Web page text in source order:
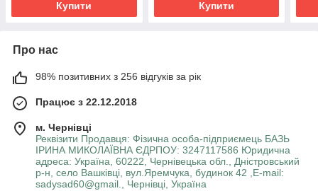
Купити Купити
Про нас
98% позитивних з 256 відгуків за рік
Працює з 22.12.2018
м. Чернівці
Реквізити Продавця: Фізична особа-підприємець БАЗЬ
ІРИНА МИКОЛАЇВНА ЄДРПОУ: 3247117586 Юридична
адреса: Україна, 60222, Чернівецька обл., Дністровський
р-н, село Вашківці, вул.Яремчука, будинок 42 ,E-mail:
sadysad60@gmail., Чернівці, Україна